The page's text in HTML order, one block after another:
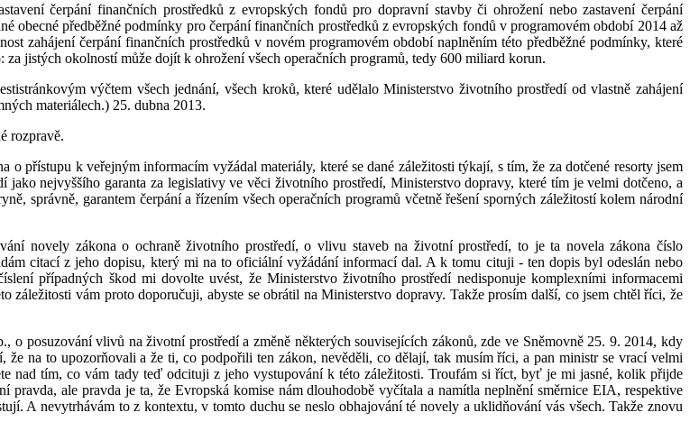
čerpání finančních prostředků z evropských fondů pro dopravní stavby či ohrožení nebo zastavení čerpání
obecné předběžné podmínky pro čerpání finančních prostředků z evropských fondů v programovém období 2014 až
zahájení čerpání finančních prostředků v novém programovém období naplněním této předběžné podmínky, které
jistých okolností může dojít k ohrožení všech operačních programů, tedy 600 miliard korun.
výčtem všech jednání, všech kroků, které udělalo Ministerstvo životního prostředí od vlastně zahájení
materiálech.) 25. dubna 2013.
rozpravě.
přístupu k veřejným informacím vyžádal materiály, které se dané záležitosti týkají, s tím, že za dotčené resorty jsem
nejvyššího garanta za legislativy ve věci životního prostředí, Ministerstvo dopravy, které tím je velmi dotčeno, a
správně, garantem čerpání a řízením všech operačních programů včetně řešení sporných záležitostí kolem národní
novely zákona o ochraně životního prostředí, o vlivu staveb na životní prostředí, to je ta novela zákona číslo
citací z jeho dopisu, který mi na to oficiální vyžádání informací dal. A k tomu cituji - ten dopis byl odeslán nebo
případných škod mi dovolte uvést, že Ministerstvo životního prostředí nedisponuje komplexními informacemi
vám proto doporučuji, abyste se obrátil na Ministerstvo dopravy. Takže prosím další, co jsem chtěl říci, že
o posuzování vlivů na životní prostředí a změně některých souvisejících zákonů, zde ve Sněmovně 25. 9. 2014, kdy
na to upozorňovali a že ti, co podpořili ten zákon, nevěděli, co dělají, tak musím říci, a pan ministr se vrací velmi
nad tím, co vám tady teď odcituji z jeho vystupování k této záležitosti. Troufám si říct, byť je mi jasné, kolik přijde
ale pravda je ta, že Evropská komise nám dlouhodobě vyčítala a namítla neplnění směrnice EIA, respektive
A nevytrhávám to z kontextu, v tomto duchu se neslo obhajování té novely a uklidňování vás všech. Takže znovu